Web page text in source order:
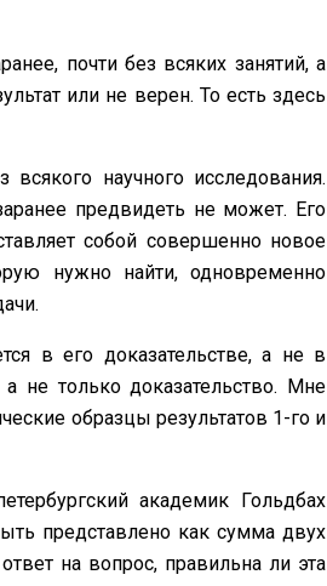
почти без всяких занятий, а
или не верен. То есть здесь
научного исследования.
предвидеть не может. Его
собой совершенно новое
нужно найти, одновременно
в его доказательстве, а не в
не только доказательство. Мне
образцы результатов 1-го и
академик Гольдбах
представлено как сумма двух
на вопрос, правильна ли эта